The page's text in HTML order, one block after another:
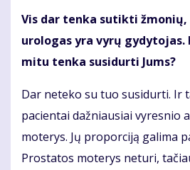
Vis dar tenka sutikti
urologas yra vyrų gydytojas.
mitu tenka susidurti Jums?
Dar neteko su tuo susidurti. Ir
pacientai dažniausiai vyresnio
moterys. Jų proporciją galima
Prostatos moterys neturi,